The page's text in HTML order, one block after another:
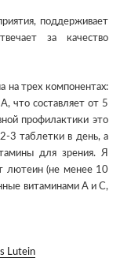
поддерживает
за качество
на трех компонентах:
что составляет от 5
профилактики это
3 таблетки в день, а
для зрения. Я
лютеин (не менее 10
витаминами А и С,
Lutein